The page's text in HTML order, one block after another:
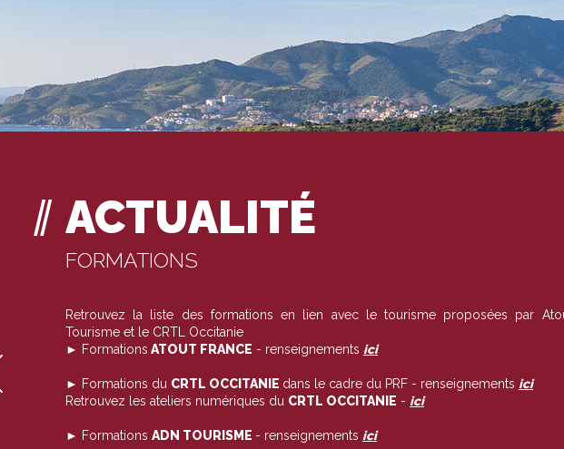
ACTUALITÉ
FORMATIONS
Retrouvez la liste des formations en lien avec le tourisme proposées par
Tourisme et le CRTL Occitanie
► Formations ATOUT FRANCE - renseignements ici
► Formations du CRTL OCCITANIE dans le cadre du PRF - renseignements ici
Retrouvez les ateliers numériques du CRTL OCCITANIE - ici
► Formations ADN TOURISME - renseignements ici